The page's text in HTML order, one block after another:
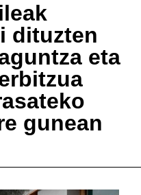
dituzten
eta
gunean